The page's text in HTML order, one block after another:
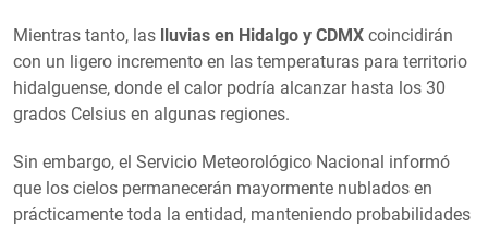
Mientras tanto, las lluvias en Hidalgo y CDMX coincidirán
con un ligero incremento en las temperaturas para territorio
hidalguense, donde el calor podría alcanzar hasta los 30
grados Celsius en algunas regiones.
Sin embargo, el Servicio Meteorológico Nacional informó
que los cielos permanecerán mayormente nublados en
prácticamente toda la entidad, manteniendo probabilidades